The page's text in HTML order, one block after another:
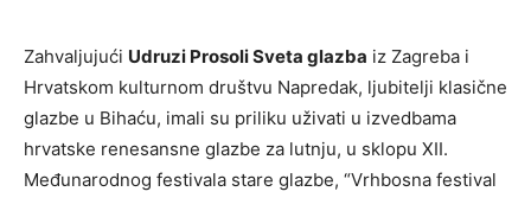
Zahvaljujući Udruzi Prosoli Sveta glazba iz Zagreba i
Hrvatskom kulturnom društvu Napredak, ljubitelji klasične
glazbe u Bihaću, imali su priliku uživati u izvedbama
hrvatske renesansne glazbe za lutnju, u sklopu XII.
Međunarodnog festivala stare glazbe, “Vrhbosna festival